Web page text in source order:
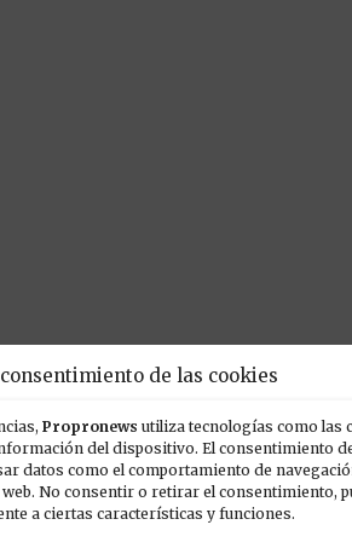
de las cookies
Propronews utiliza tecnologías como las
del dispositivo. El consentimiento
datos como el comportamiento de
No consentir o retirar el consentimiento,
a ciertas características y funciones.